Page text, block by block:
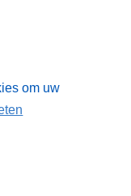
om uw